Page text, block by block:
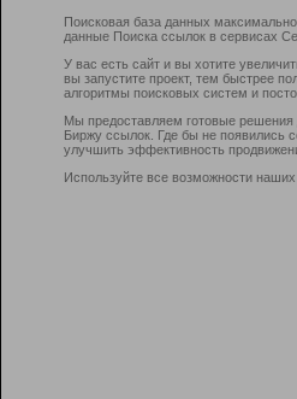
Поисковая база данных
данные Поиска ссылок в сервисах
У вас есть сайт и вы хотите
вы запустите проект, тем быстрее
алгоритмы поисковых систем и
Мы предоставляем готовые
Биржу ссылок. Где бы не появились
улучшить эффективность
Используйте все возможности